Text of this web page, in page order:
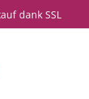
dank SSL